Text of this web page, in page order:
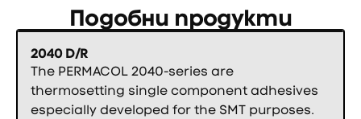
Подобни продукти
2040 D/R
The PERMACOL 2040-series are
thermosetting single component adhesives
especially developed for the SMT purposes.